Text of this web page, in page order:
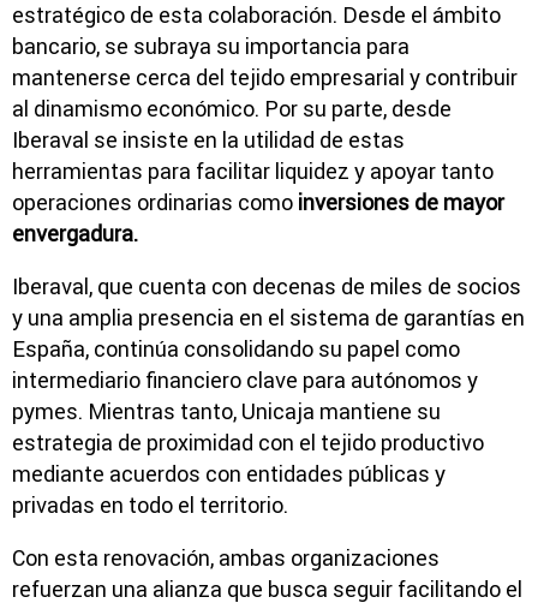
estratégico de esta colaboración. Desde el ámbito
bancario, se subraya su importancia para
mantenerse cerca del tejido empresarial y contribuir
al dinamismo económico. Por su parte, desde
Iberaval se insiste en la utilidad de estas
herramientas para facilitar liquidez y apoyar tanto
operaciones ordinarias como inversiones de mayor
envergadura.
Iberaval, que cuenta con decenas de miles de socios
y una amplia presencia en el sistema de garantías en
España, continúa consolidando su papel como
intermediario financiero clave para autónomos y
pymes. Mientras tanto, Unicaja mantiene su
estrategia de proximidad con el tejido productivo
mediante acuerdos con entidades públicas y
privadas en todo el territorio.
Con esta renovación, ambas organizaciones
refuerzan una alianza que busca seguir facilitando el